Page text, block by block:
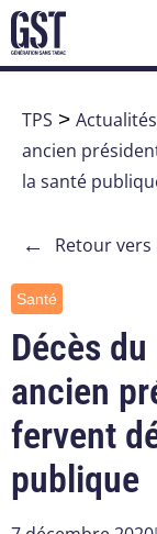
TPS > Actualités
ancien
la santé
← Retour
Santé
Décès
ancien
fervent
publique